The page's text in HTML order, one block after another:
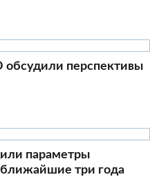
перспективы
параметры
три года